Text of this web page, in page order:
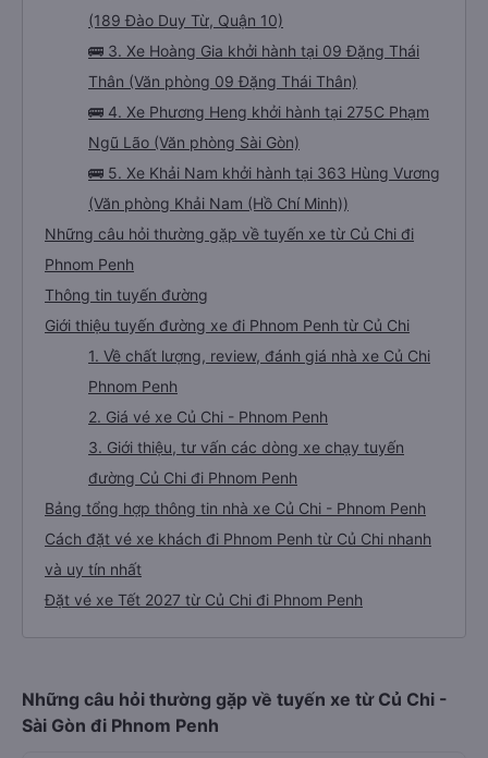
(189 Đào Duy Từ, Quận 10)
🚌 3. Xe Hoàng Gia khởi hành tại 09 Đặng Thái
Thân (Văn phòng 09 Đặng Thái Thân)
🚌 4. Xe Phương Heng khởi hành tại 275C Phạm
Ngũ Lão (Văn phòng Sài Gòn)
🚌 5. Xe Khải Nam khởi hành tại 363 Hùng Vương
(Văn phòng Khải Nam (Hồ Chí Minh))
Những câu hỏi thường gặp về tuyến xe từ Củ Chi đi
Phnom Penh
Thông tin tuyến đường
Giới thiệu tuyến đường xe đi Phnom Penh từ Củ Chi
1. Về chất lượng, review, đánh giá nhà xe Củ Chi
Phnom Penh
2. Giá vé xe Củ Chi - Phnom Penh
3. Giới thiệu, tư vấn các dòng xe chạy tuyến
đường Củ Chi đi Phnom Penh
Bảng tổng hợp thông tin nhà xe Củ Chi - Phnom Penh
Cách đặt vé xe khách đi Phnom Penh từ Củ Chi nhanh
và uy tín nhất
Đặt vé xe Tết 2027 từ Củ Chi đi Phnom Penh
Những câu hỏi thường gặp về tuyến xe từ Củ Chi -
Sài Gòn đi Phnom Penh